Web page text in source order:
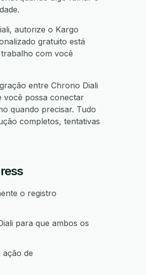
autorize o Kargo
gratuito está
com você
entre Chrono Diali
você possa conectar
quando precisar. Tudo
completos, tentativas
o registro
para que ambos os
de